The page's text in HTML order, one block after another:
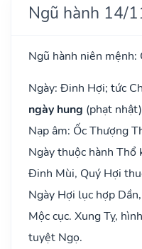
Ngũ hành 14/
Ngũ hành niên mệnh:
Ngày: Đinh Hợi; tức
ngày hung (phạt
Nạp âm: Ốc Thượng
Ngày thuộc hành Thổ
Đinh Mùi, Quý Hợi
Ngày Hợi lục hợp
Mộc cục. Xung Tỵ,
tuyệt Ngọ.